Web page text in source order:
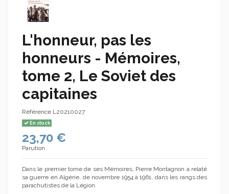
L'honneur, pas les
honneurs - Mémoires,
tome 2, Le Soviet des
capitaines
Référence L20210027
En stock
23,70 €
Parution
Dans le premier tome de ses Mémoires, Pierre Montagnon a relaté
sa guerre en Algérie, de novembre 1954 à 1961, dans les rangs des
parachutistes de la Légion.